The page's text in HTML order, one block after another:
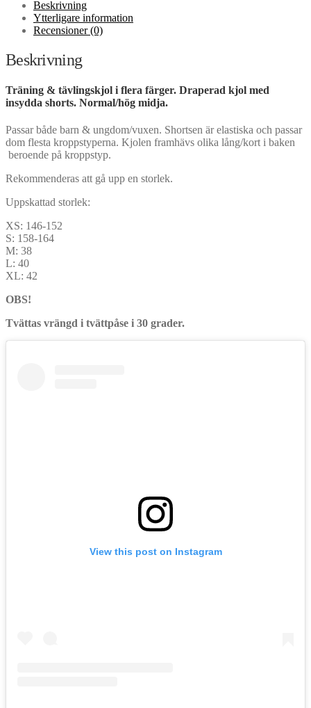
Beskrivning
Ytterligare information
Recensioner (0)
Beskrivning
Träning & tävlingskjol i flera färger. Draperad kjol med
insydda shorts. Normal/hög midja.
Passar både barn & ungdom/vuxen. Shortsen är elastiska och passar
dom flesta kroppstyperna. Kjolen framhävs olika lång/kort i baken
beroende på kroppstyp.
Rekommenderas att gå upp en storlek.
Uppskattad storlek:
XS: 146-152
S: 158-164
M: 38
L: 40
XL: 42
OBS!
Tvättas vrängd i tvättpåse i 30 grader.
View this post on Instagram